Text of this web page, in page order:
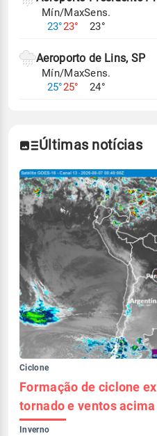
Mín/Max
23°23°
Sens.
23°
Aeroporto de Lins, SP
Mín/Max
25°25°
Sens.
24°
Últimas notícias
Ciclone
Formação de ciclone
tornado e ventos
Inverno